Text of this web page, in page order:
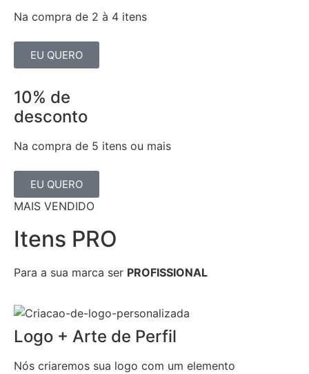
Na compra de 2 à 4 itens
EU QUERO
10% de
desconto
Na compra de 5 itens ou mais
EU QUERO
MAIS VENDIDO
Itens PRO
Para a sua marca ser PROFISSIONAL
Logo + Arte de Perfil
Nós criaremos sua logo com um elemento